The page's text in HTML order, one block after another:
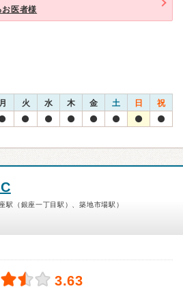
医者様
月 火 水 木 金 土 日 祝
駅（銀座一丁目駅）、築地市場駅）
3.63